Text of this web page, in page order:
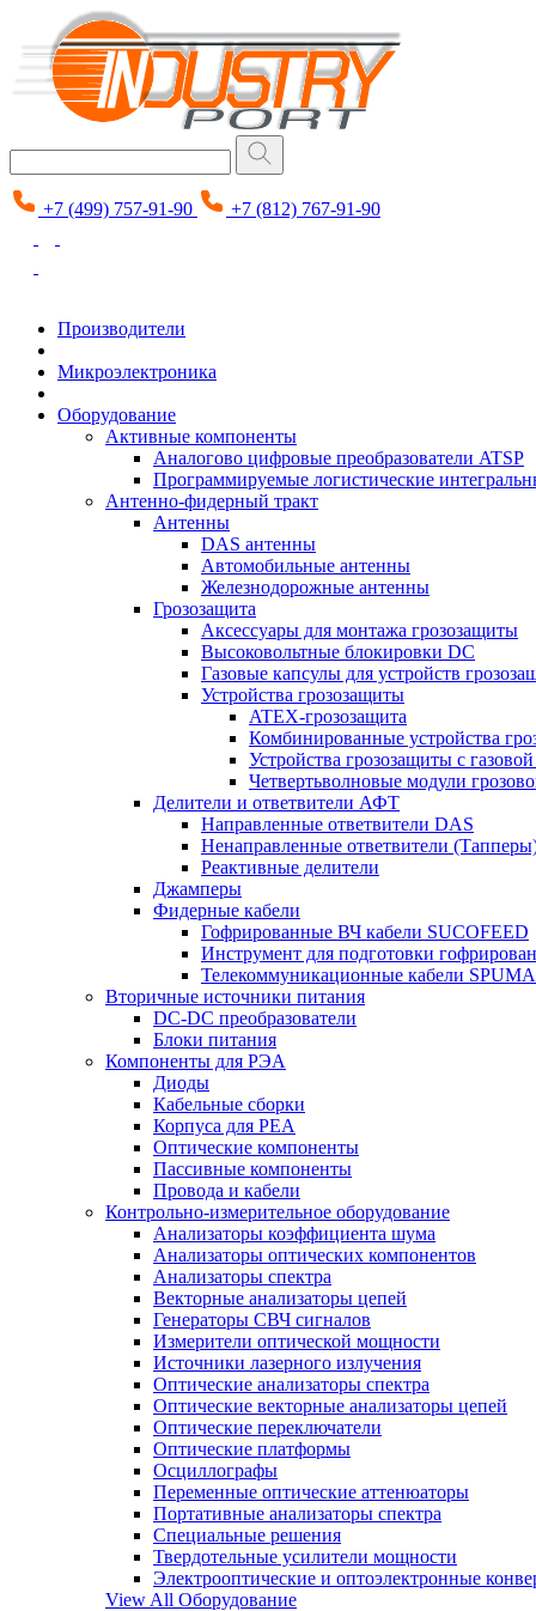
+7 (499) 757-91-90 +7 (812) 767-91-90
Производители
Микроэлектроника
Оборудование
Активные компоненты
Аналогово цифровые преобразователи ATSP
Программируемые логистические
Антенно-фидерный тракт
Антенны
DAS антенны
Автомобильные антенны
Железнодорожные антенны
Грозозащита
Аксессуары для монтажа грозозащиты
Высоковольтные блокировки DC
Газовые капсулы для устройств
Устройства грозозащиты
ATEX-грозозащита
Комбинированные устройства
Устройства грозозащиты с
Четвертьволновые модули
Делители и ответвители АФТ
Направленные ответвители DAS
Ненаправленные ответвители
Реактивные делители
Джамперы
Фидерные кабели
Гофрированные ВЧ кабели SUCOFEED
Инструмент для подготовки
Телекоммуникационные кабели SPUMA
Вторичные источники питания
DC-DC преобразователи
Блоки питания
Компоненты для РЭА
Диоды
Кабельные сборки
Корпуса для РЕА
Оптические компоненты
Пассивные компоненты
Провода и кабели
Контрольно-измерительное оборудование
Анализаторы коэффициента шума
Анализаторы оптических компонентов
Анализаторы спектра
Векторные анализаторы цепей
Генераторы СВЧ сигналов
Измерители оптической мощности
Источники лазерного излучения
Оптические анализаторы спектра
Оптические векторные анализаторы цепей
Оптические переключатели
Оптические платформы
Осциллографы
Переменные оптические аттенюаторы
Портативные анализаторы спектра
Специальные решения
Твердотельные усилители мощности
Электрооптические и оптоэлектронные
View All Оборудование